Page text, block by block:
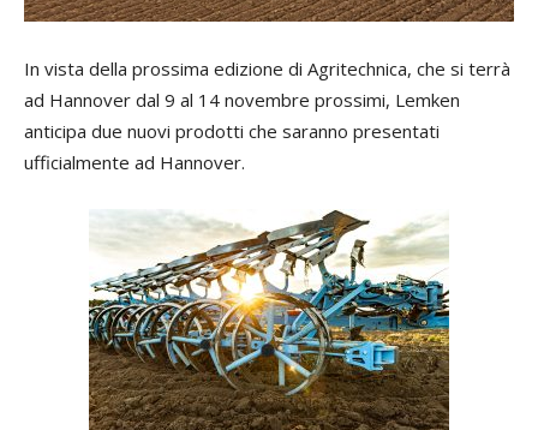
In vista della prossima edizione di Agritechnica, che si terrà
ad Hannover dal 9 al 14 novembre prossimi, Lemken
anticipa due nuovi prodotti che saranno presentati
ufficialmente ad Hannover.